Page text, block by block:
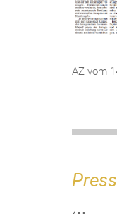
AZ vom